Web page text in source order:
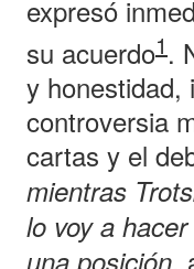
expresó
su acuerdo1 .
y honestidad,
controversia
cartas y el
mientras
lo voy a
,